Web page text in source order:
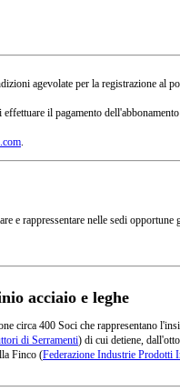
agevolate per la registrazione al
il pagamento
.
e rappressentare nelle sedi
acciaio e leghe
circa 400 Soci che rappresentano
di Serramenti) di cui detiene,
Finco (Federazione Industrie Prodotti